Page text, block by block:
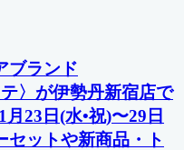
ブランド
〉が伊勢丹新宿店で
23日(水•祝)〜29日
セットや新商品・ト